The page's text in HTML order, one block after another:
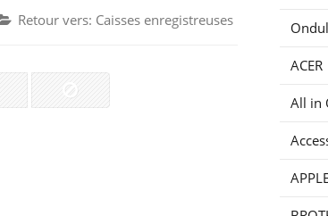
Retour vers: Caisses enregistreuses
ACER
All in